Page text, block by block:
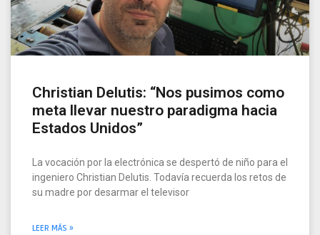
Christian Delutis: “Nos pusimos como
meta llevar nuestro paradigma hacia
Estados Unidos”
La vocación por la electrónica se despertó de niño para el
ingeniero Christian Delutis. Todavía recuerda los retos de
su madre por desarmar el televisor
LEER MÁS »